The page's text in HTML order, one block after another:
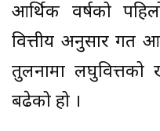
आर्थिक वर्षको
वित्तीय अनुसार गत
तुलनामा लघुवित्तको
बढेको हो ।